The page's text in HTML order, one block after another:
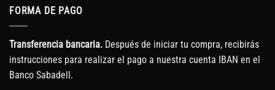
FORMA DE PAGO
Transferencia bancaria. Después de iniciar tu compra, recibirás
instrucciones para realizar el pago a nuestra cuenta IBAN en el
Banco Sabadell.